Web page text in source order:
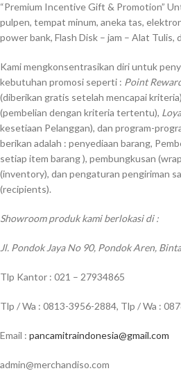
“Premium Incentive Gift & Promotion”
pulpen, tempat minum, aneka tas,
power bank, Flash Disk – jam – Alat Tulis,
Kami mengkonsentrasikan diri untuk
kebutuhan promosi seperti : Point
(diberikan gratis setelah mencapai
(pembelian dengan kriteria tertentu),
kesetiaan Pelanggan), dan program-
berikan adalah : penyediaan barang,
setiap item barang ), pembungkusan
(inventory), dan pengaturan pengiriman
(recipients).
Showroom produk kami berlokasi di :
Jl. Pondok Jaya No 90, Pondok Aren,
Tlp Kantor : 021 – 27934865
Tlp / Wa : 0813-3956-2884, Tlp / Wa :
Email : pancamitraindonesia@gmail.com
admin@merchandiso.com